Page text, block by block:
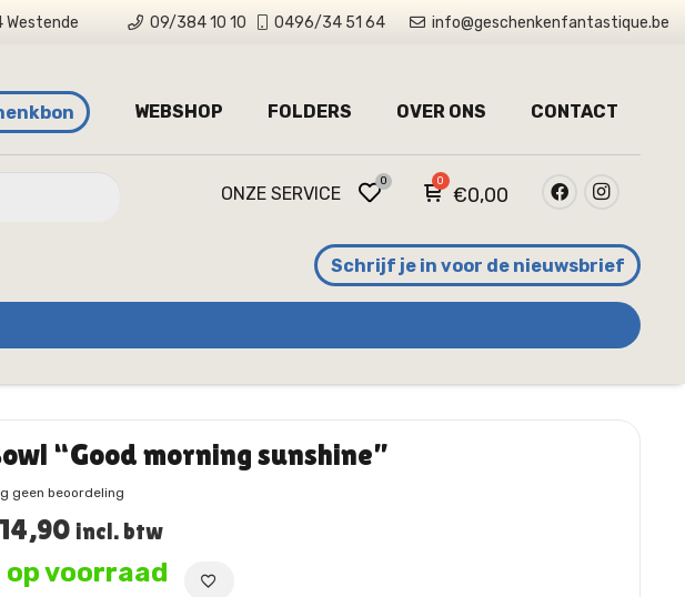
Westende 09/384 10 10 0496/34 51 64 info@geschenkenfantastique.be
WEBSHOP FOLDERS OVER ONS CONTACT
ONZE SERVICE
0
€0,00
Schrijf je in voor de nieuwsbrief
“Good morning sunshine”
geen beoordeling
14,90 incl. btw
op voorraad